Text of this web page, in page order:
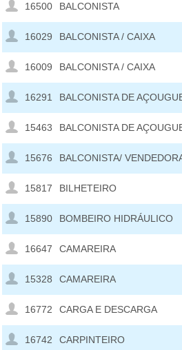
16500 BALCONISTA
16029 BALCONISTA / CAIXA
16009 BALCONISTA / CAIXA
16291 BALCONISTA DE
15463 BALCONISTA DE
15676 BALCONISTA/
15817 BILHETEIRO
15890 BOMBEIRO HIDRÁULICO
16647 CAMAREIRA
15328 CAMAREIRA
16772 CARGA E DESCARGA
16742 CARPINTEIRO